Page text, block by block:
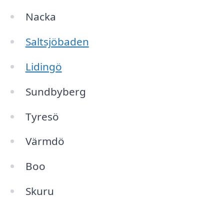
Nacka
Saltsjöbaden
Lidingö
Sundbyberg
Tyresö
Värmdö
Boo
Skuru